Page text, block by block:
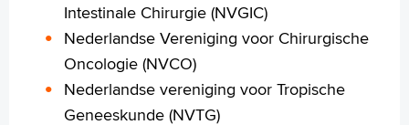
Intestinale Chirurgie (NVGIC)
Nederlandse Vereniging voor Chirurgische
Oncologie (NVCO)
Nederlandse vereniging voor Tropische
Geneeskunde (NVTG)